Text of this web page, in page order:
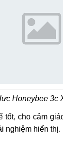
Honeybee 3c
tốt, cho cảm
nghiệm hiển thị.